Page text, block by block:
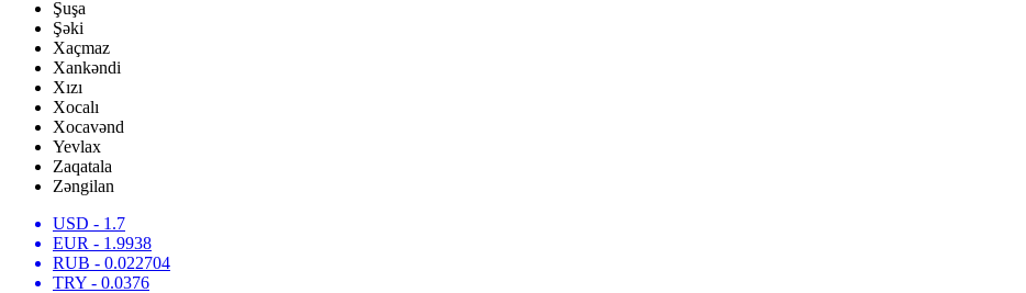
Şuşa
Şəki
Xaçmaz
Xankəndi
Xızı
Xocalı
Xocavənd
Yevlax
Zaqatala
Zəngilan
USD - 1.7
EUR - 1.9938
RUB - 0.022704
TRY - 0.0376